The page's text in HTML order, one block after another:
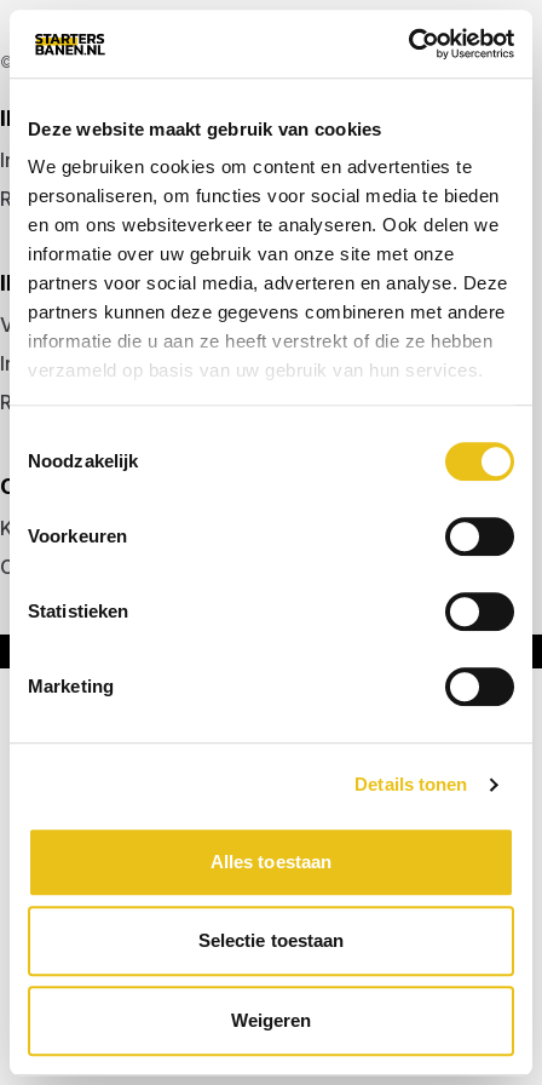
Deze website maakt gebruik van cookies
We gebruiken cookies om content en advertenties te
personaliseren, om functies voor social media te bieden
en om ons websiteverkeer te analyseren. Ook delen we
informatie over uw gebruik van onze site met onze
partners voor social media, adverteren en analyse. Deze
partners kunnen deze gegevens combineren met andere
informatie die u aan ze heeft verstrekt of die ze hebben
verzameld op basis van uw gebruik van hun services.
Noodzakelijk
Voorkeuren
Statistieken
Marketing
Details tonen
Alles toestaan
Selectie toestaan
Weigeren
© 2026 door startersbanen.nl
IK ZOEK EEN BAAN
Inloggen
Registreren
IK BEN WERKGEVER
Vacature plaatsen
Inloggen
Registreren
OVER ONS
Kennismaken met MELON
Contact